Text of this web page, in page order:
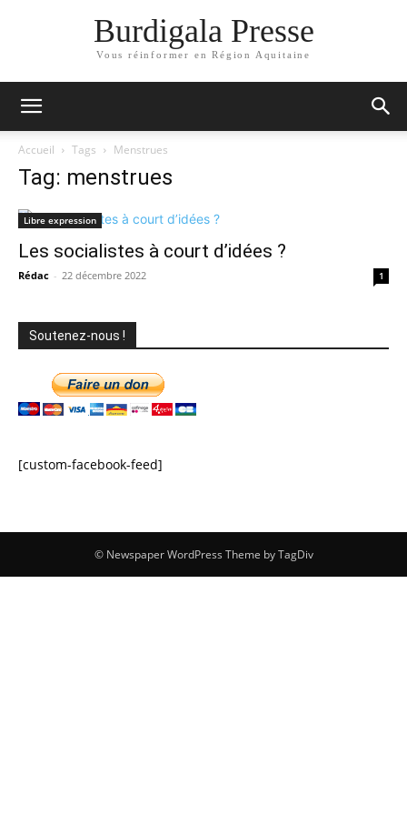
Burdigala Presse
Vous réinformer en Région Aquitaine
Accueil Tags Menstrues
Tag: menstrues
Libre expression
Les socialistes à court d’idées ?
Rédac - 22 décembre 2022 1
Soutenez-nous !
[custom-facebook-feed]
© Newspaper WordPress Theme by TagDiv